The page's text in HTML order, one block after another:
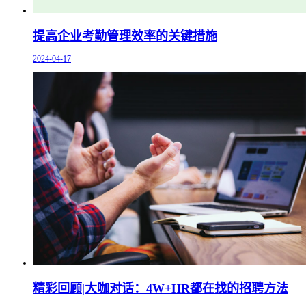
提高企业考勤管理效率的关键措施
2024-04-17
精彩回顾|大咖对话：4W+HR都在找的招聘方法